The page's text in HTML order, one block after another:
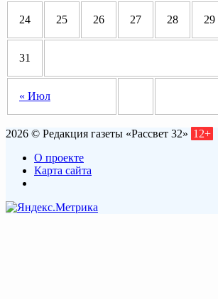
« Июл
24 25 26 27 28 29
31
2026 © Редакция газеты «Рассвет 32» 12+
О проекте
Карта сайта